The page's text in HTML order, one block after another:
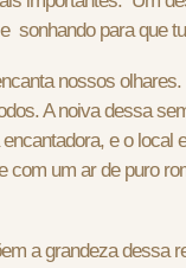
sonhando para que
nossos
A noiva dessa
e o local
com um ar de puro
a grandeza dessa